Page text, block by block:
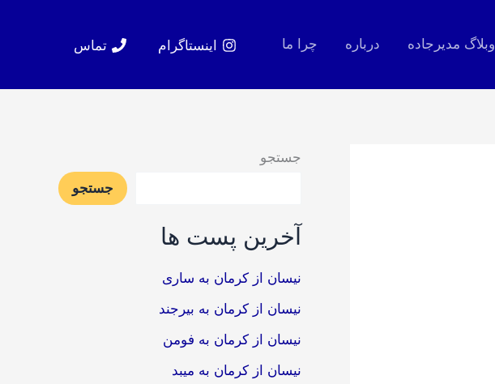
وبلاگ مدیرجاده درباره چرا ما اینستاگرام تماس
جستجو
جستجو
آخرین پست ها
نیسان از کرمان به ساری
نیسان از کرمان به بیرجند
نیسان از کرمان به فومن
نیسان از کرمان به میبد